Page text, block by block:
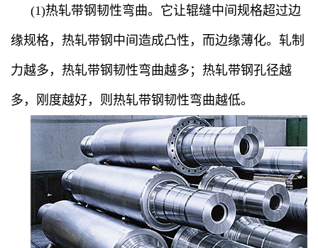
(1)热轧带钢韧性弯曲。它让辊缝中间规格超过边
缘规格，热轧带钢中间造成凸性，而边缘薄化。轧制
力越多，热轧带钢韧性弯曲越多；热轧带钢孔径越
多，刚度越好，则热轧带钢韧性弯曲越低。